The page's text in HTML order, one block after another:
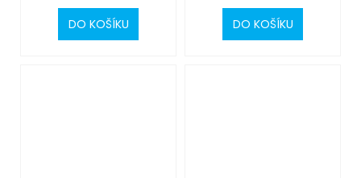
DO KOŠÍKU DO KOŠÍKU